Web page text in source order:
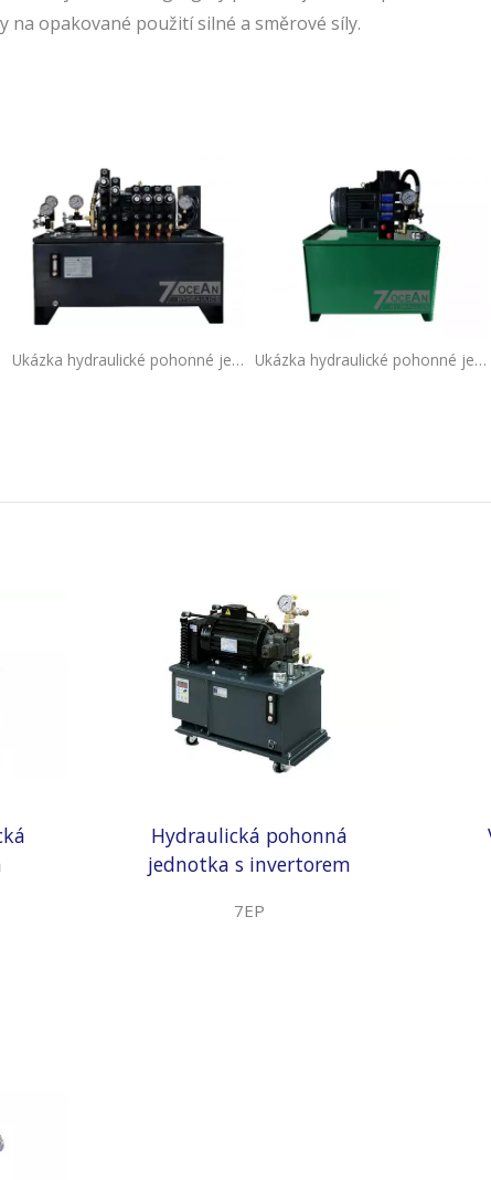
na opakované použití silné a směrové síly.
Ukázka hydraulické pohonné jednotky, tato HPU je určena pro dvoustranný vlnitý stroj. Ukázka hydraulické pohonné jednotky, tato HPU je určena pro stolici válcovacích válců.
Hydraulická pohonná
jednotka s invertorem
7EP